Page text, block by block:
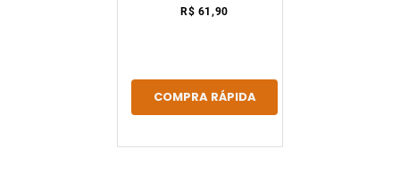
R$ 61,90
COMPRA RÁPIDA